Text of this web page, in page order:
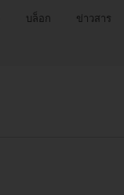
บล็อก ข่าวสาร